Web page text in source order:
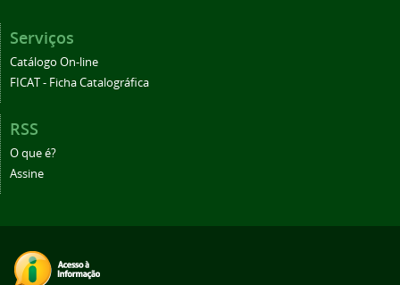
Serviços
Catálogo On-line
FICAT - Ficha Catalográfica
RSS
O que é?
Assine